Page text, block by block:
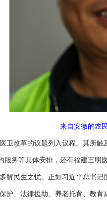
来自安徽的农
卫改革的议题列入议程。其所
服务等具体安排，还有福建三明
解民生之忧。正如习近平总书
护、法律援助、养老托育、教